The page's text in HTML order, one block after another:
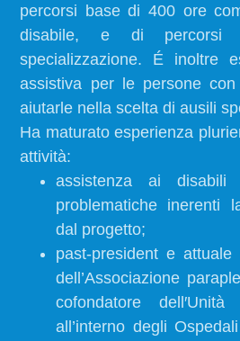
percorsi base di 400 ore
disabile, e di
specializzazione. É inoltre
assistiva per le persone
aiutarle nella scelta di ausili
Ha maturato esperienza
attività:
assistenza ai
problematiche inerenti
dal progetto;
past-president e attuale
dell’Associazione
cofondatore
all’interno degli